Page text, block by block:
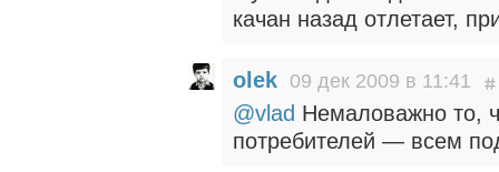
качан назад отлетает,
olek 09 дек 2009 в 11:41
@vlad Немаловажно то,
потребителей — всем